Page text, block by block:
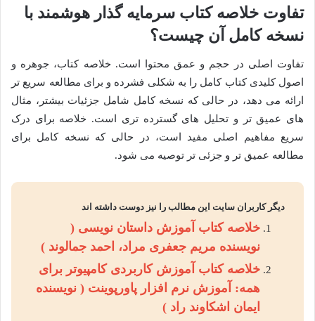
تفاوت خلاصه کتاب سرمایه گذار هوشمند با
نسخه کامل آن چیست؟
تفاوت اصلی در حجم و عمق محتوا است. خلاصه کتاب، جوهره و
اصول کلیدی کتاب کامل را به شکلی فشرده و برای مطالعه سریع تر
ارائه می دهد، در حالی که نسخه کامل شامل جزئیات بیشتر، مثال
های عمیق تر و تحلیل های گسترده تری است. خلاصه برای درک
سریع مفاهیم اصلی مفید است، در حالی که نسخه کامل برای
مطالعه عمیق تر و جزئی تر توصیه می شود.
دیگر کاربران سایت این مطالب را نیز دوست داشته اند
خلاصه کتاب آموزش داستان نویسی (
نویسنده مریم جعفری مراد، احمد جمالوند )
خلاصه کتاب آموزش کاربردی کامپیوتر برای
همه: آموزش نرم افزار پاورپوینت ( نویسنده
ایمان اشکاوند راد )